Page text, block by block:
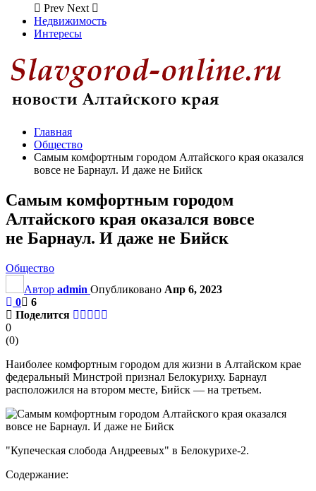
Prev Next
Недвижимость
Интересы
Главная
Общество
Самым комфортным городом Алтайского края оказался
вовсе не Барнаул. И даже не Бийск
Самым комфортным городом
Алтайского края оказался вовсе
не Барнаул. И даже не Бийск
Общество
Автор admin Опубликовано Апр 6, 2023
0
6
Поделится
0
(0)
Наиболее комфортным городом для жизни в Алтайском крае
федеральный Минстрой признал Белокуриху. Барнаул
расположился на втором месте, Бийск — на третьем.
"Купеческая слобода Андреевых" в Белокурихе-2.
Содержание: